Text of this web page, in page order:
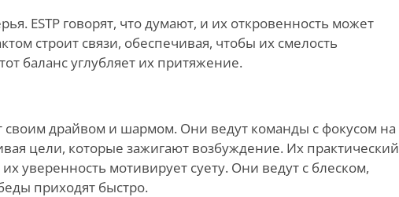
ESTP говорят, что думают, и их откровенность может
строит связи, обеспечивая, чтобы их смелость
баланс углубляет их притяжение.
своим драйвом и шармом. Они ведут команды с фокусом на
цели, которые зажигают возбуждение. Их практический
уверенность мотивирует суету. Они ведут с блеском,
приходят быстро.